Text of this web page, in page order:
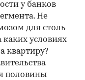
у банков
Не
для столь
условиях
квартиру?
половины